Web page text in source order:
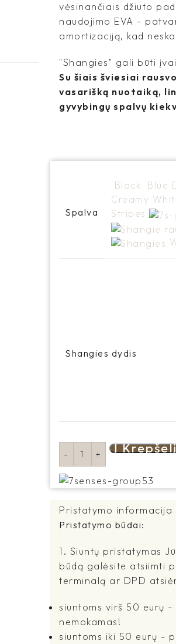
vėsinančiais džiuto
naudojimo EVA -
amortizaciją, kad
"Shangies" gali būti
Su šiais šviesiai
vasarišką nuotaiką,
gyvybingų spalvų
Spalva
Black Blue
Creamy
Stripes
Shangies dydis
Į
Pristatymo informacija
Pristatymo būdai:
1. Siuntų pristatymas
būdą galėsite atsiimti
terminalą ar DPD
siuntoms virš 50 eurų
nemokamas!
siuntoms iki 50 eurų -